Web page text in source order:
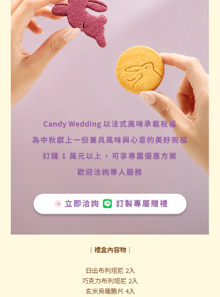
｜禮盒內容物｜
日出布列塔尼 2入
巧克力布列塔尼 2入
玄米烏龍脆片 4入